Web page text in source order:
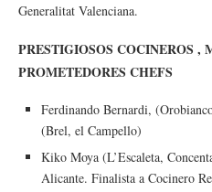
Generalitat Valenciana.
PRESTIGIOSOS COCINEROS ,
PROMETEDORES CHEFS
Ferdinando Bernardi,
(Brel, el Campello)
Kiko Moya (L’Escaleta,
Alicante. Finalista a Cocinero